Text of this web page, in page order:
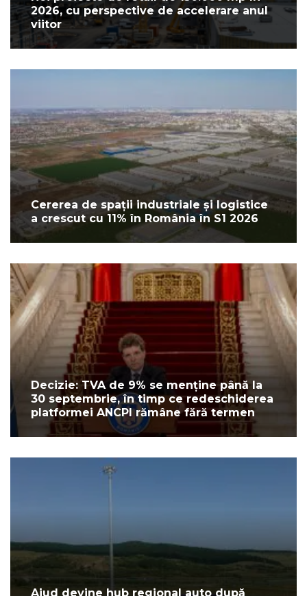
2026, cu perspective de accelerare anul
viitor
Cererea de spații industriale și logistice
a crescut cu 11% în România în S1 2026
Decizie: TVA de 9% se menține până la
30 septembrie, în timp ce redeschiderea
platformei ANCPI rămâne fără termen
Aiud devine hub regional auto după